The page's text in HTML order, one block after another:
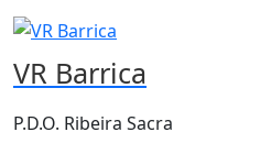
VR Barrica
P.D.O. Ribeira Sacra